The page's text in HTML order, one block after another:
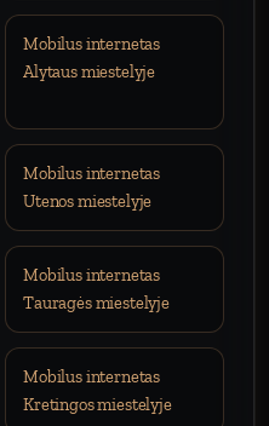
Mobilus internetas
Alytaus miestelyje
Mobilus internetas
Utenos miestelyje
Mobilus internetas
Tauragės miestelyje
Mobilus internetas
Kretingos miestelyje